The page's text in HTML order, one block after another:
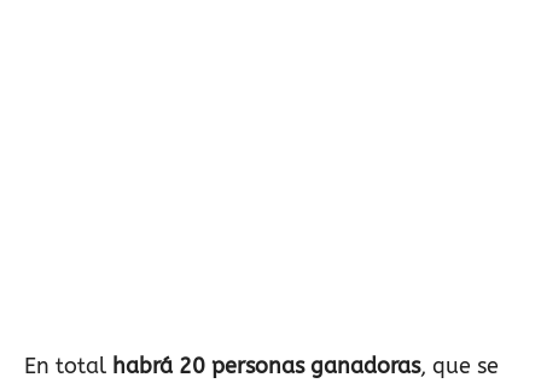
En total habrá 20 personas ganadoras, que se